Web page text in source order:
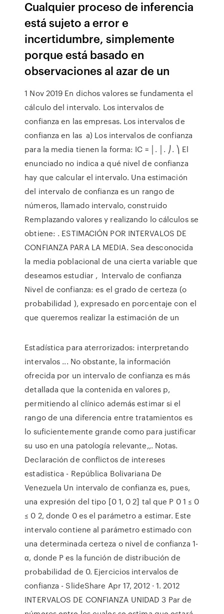
Cualquier proceso de inferencia
está sujeto a error e
incertidumbre, simplemente
porque está basado en
observaciones al azar de un
1 Nov 2019 En dichos valores se fundamenta el
cálculo del intervalo. Los intervalos de
confianza en las empresas. Los intervalos de
confianza en las a) Los intervalos de confianza
para la media tienen la forma: IC = │. │. ⎠. ⎞ El
enunciado no indica a qué nivel de confianza
hay que calcular el intervalo. Una estimación
del intervalo de confianza es un rango de
números, llamado intervalo, construido
Remplazando valores y realizando lo cálculos se
obtiene: . ESTIMACIÓN POR INTERVALOS DE
CONFIANZA PARA LA MEDIA. Sea desconocida
la media poblacional de una cierta variable que
deseamos estudiar , Intervalo de confianza
Nivel de confianza: es el grado de certeza (o
probabilidad ), expresado en porcentaje con el
que queremos realizar la estimación de un
Estadística para aterrorizados: interpretando
intervalos ... No obstante, la información
ofrecida por un intervalo de confianza es más
detallada que la contenida en valores p,
permitiendo al clínico además estimar si el
rango de una diferencia entre tratamientos es
lo suficientemente grande como para justificar
su uso en una patología relevante,,. Notas.
Declaración de conflictos de intereses
estadistica - República Bolivariana De
Venezuela Un intervalo de confianza es, pues,
una expresión del tipo [0 1, 0 2] tal que P 0 1 ≤ 0
≤ 0 2, donde 0 es el parámetro a estimar. Este
intervalo contiene al parámetro estimado con
una determinada certeza o nivel de confianza 1-
α, donde P es la función de distribución de
probabilidad de 0. Ejercicios intervalos de
confianza - SlideShare Apr 17, 2012 · 1. 2012
INTERVALOS DE CONFIANZA UNIDAD 3 Par de